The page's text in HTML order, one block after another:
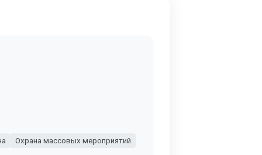
Охрана массовых мероприятий